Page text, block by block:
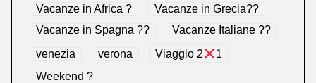
Vacanze in Africa ?
Vacanze in Grecia??
Vacanze in Spagna ??
Vacanze Italiane ??
venezia verona Viaggio 2
1
Weekend ?